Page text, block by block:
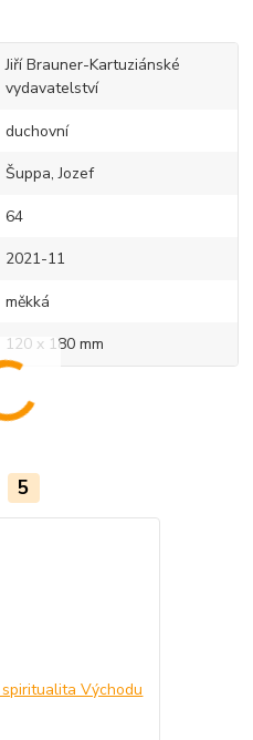
Jiří Brauner-Kartuziánské
vydavatelství
duchovní
Šuppa, Jozef
64
2021-11
měkká
120 x 180 mm
5